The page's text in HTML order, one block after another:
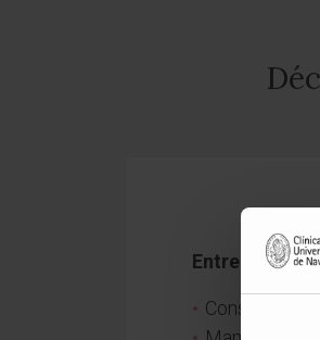
Entre 41 et 50
Consultation